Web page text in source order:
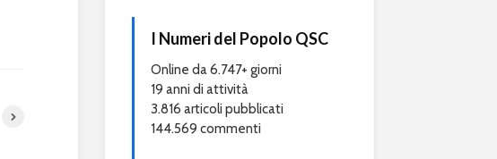
I Numeri del Popolo QSC
Online da 6.747+ giorni
19 anni di attività
3.816 articoli pubblicati
144.569 commenti